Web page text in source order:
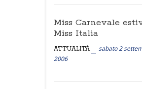
Miss Carnevale
Miss Italia
ATTUALITÀ
sabato 2
2006